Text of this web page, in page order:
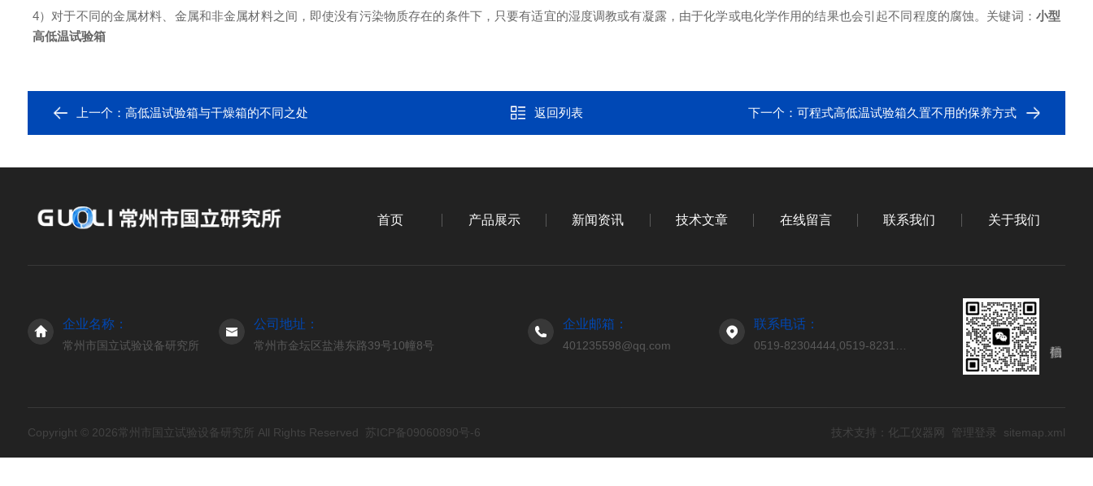
4）对于不同的金属材料、金属和非金属材料之间，即使没有污染物质存在的条件下，只要有适宜的湿度调教或有凝露，由于化学或电化学作用的结果也会引起不同程度的腐蚀。关键词： 小型
高低温试验箱
上一个： 高低温试验箱与干燥箱的不同之处 返回列表 下一个：可程式高低温试验箱久置不用的保养方式
首页 产品展示 新闻资讯 技术文章 在线留言 联系我们 关于我们
企业名称：
常州市国立试验设备研究所
公司地址：
常州市金坛区盐港东路39号10幢8号
企业邮箱：
401235598@qq.com
联系电话：
Copyright © 2026常州市国立试验设备研究所 All Rights Reserved 苏ICP备09060890号-6 技术支持： 化工仪器网 管理登录 sitemap.xml